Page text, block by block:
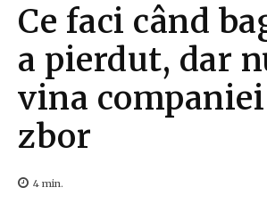
Ce faci când
a pierdut, dar
vina
zbor
4 min.